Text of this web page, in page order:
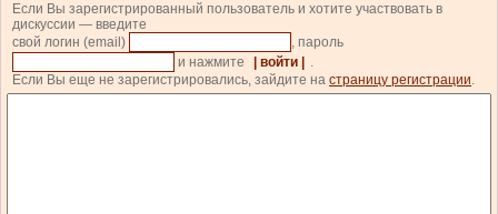
Если Вы зарегистрированный пользователь и хотите участвовать в
дискуссии — введите
свой логин (email)
, пароль
и нажмите
| войти |
.
Если Вы еще не зарегистрировались, зайдите на страницу регистрации.